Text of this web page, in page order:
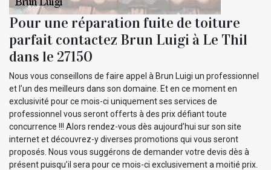
Pour une réparation fuite de toiture
parfait contactez Brun Luigi à Le Thil
dans le 27150
Nous vous conseillons de faire appel à Brun Luigi un professionnel
et l’un des meilleurs dans son domaine. Et en ce moment en
exclusivité pour ce mois-ci uniquement ses services de
professionnel vous seront offerts à des prix défiant toute
concurrence !!! Alors rendez-vous dès aujourd’hui sur son site
internet et découvrez-y diverses promotions qui vous seront
proposés. Nous vous suggérons de demander votre devis dès à
présent puisqu’il sera pour ce mois-ci exclusivement a moitié prix.